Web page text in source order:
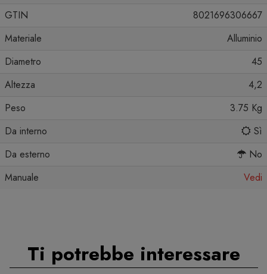
GTIN
8021696306667
Materiale
Alluminio
Diametro
45
Altezza
4,2
Peso
3.75 Kg
Da interno
Sì
Da esterno
No
Manuale
Vedi
Ti potrebbe interessare